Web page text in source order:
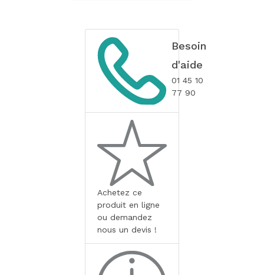
Besoin
d'aide
01 45 10
77 90
Achetez ce
produit en ligne
ou demandez
nous un devis !